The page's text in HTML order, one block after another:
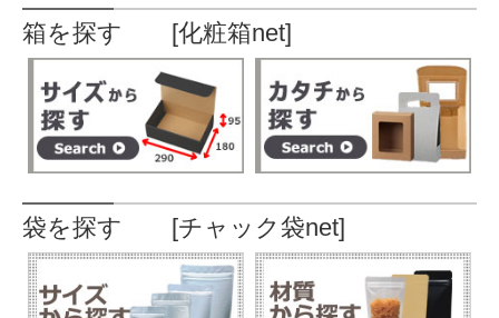
箱を探す [化粧箱net]
袋を探す [チャック袋net]